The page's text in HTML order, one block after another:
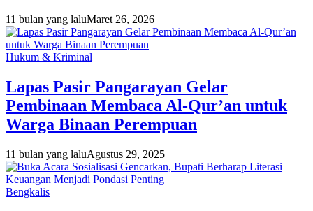
11 bulan yang laluMaret 26, 2026
Hukum & Kriminal
Lapas Pasir Pangarayan Gelar
Pembinaan Membaca Al-Qur’an untuk
Warga Binaan Perempuan
11 bulan yang laluAgustus 29, 2025
Bengkalis